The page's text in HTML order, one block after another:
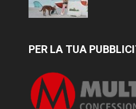
PER LA TUA